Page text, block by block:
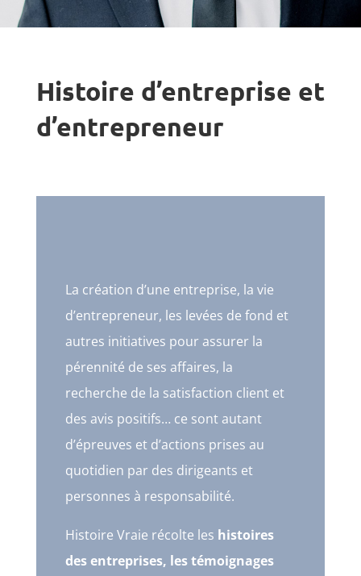
Histoire d’entreprise et
d’entrepreneur
La création d’une entreprise, la vie
d’entrepreneur, les levées de fond et
autres initiatives pour assurer la
pérennité de ses affaires, la
recherche de la satisfaction client et
des avis positifs… ce sont autant
d’épreuves et d’actions prises au
quotidien par des dirigeants et
personnes à responsabilité.
Histoire Vraie récolte les histoires
des entreprises, les témoignages